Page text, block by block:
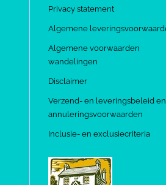
Privacy statement
Algemene
Algemene voorwaarden
wandelingen
Disclaimer
Verzend- en leveringsbeleid en
annuleringsvoorwaarden
Inclusie- en exclusiecriteria